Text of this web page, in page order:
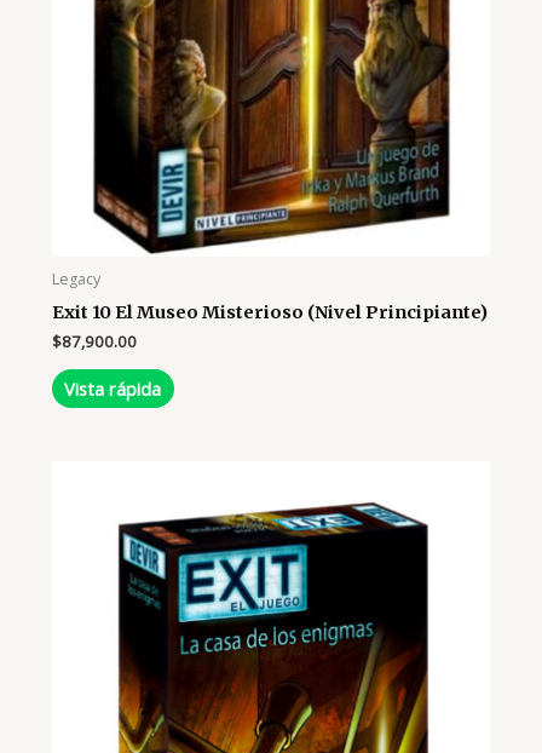
Legacy
Exit 10 El Museo Misterioso (Nivel Principiante)
$87,900.00
Vista rápida